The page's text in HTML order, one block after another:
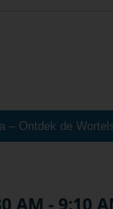
– Ontdek de